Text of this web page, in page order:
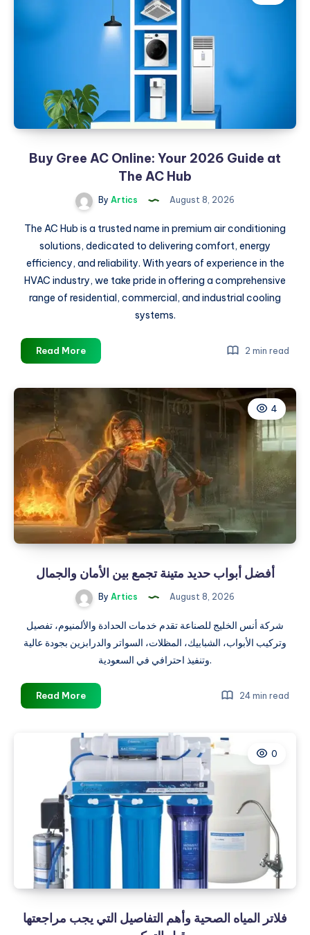
Efficiency,
and
Reliability
Oil
&
Gas
Buy Gree AC Online: Your 2026 Guide at
The AC Hub
By Artics August 8, 2026
The AC Hub is a trusted name in premium air conditioning
solutions, dedicated to delivering comfort, energy
efficiency, and reliability. With years of experience in the
HVAC industry, we take pride in offering a comprehensive
range of residential, commercial, and industrial cooling
systems.
Read MoreBuy
Gree
2026
Guide
at
The
AC
Hub
2 min read
4
أفضل أبواب حديد متينة تجمع بين الأمان والجمال
By Artics August 8, 2026
شركة أنس الخليج للصناعة تقدم خدمات الحدادة والألمنيوم، تفصيل
وتركيب الأبواب، الشبابيك، المظلات، السواتر والدرابزين بجودة عالية
وتنفيذ احترافي في السعودية.
Read Moreأفضل
أبواب
متينة
تجمع
الأمان
والجمال
24 min read
0
فلاتر المياه الصحية وأهم التفاصيل التي يجب مراجعتها